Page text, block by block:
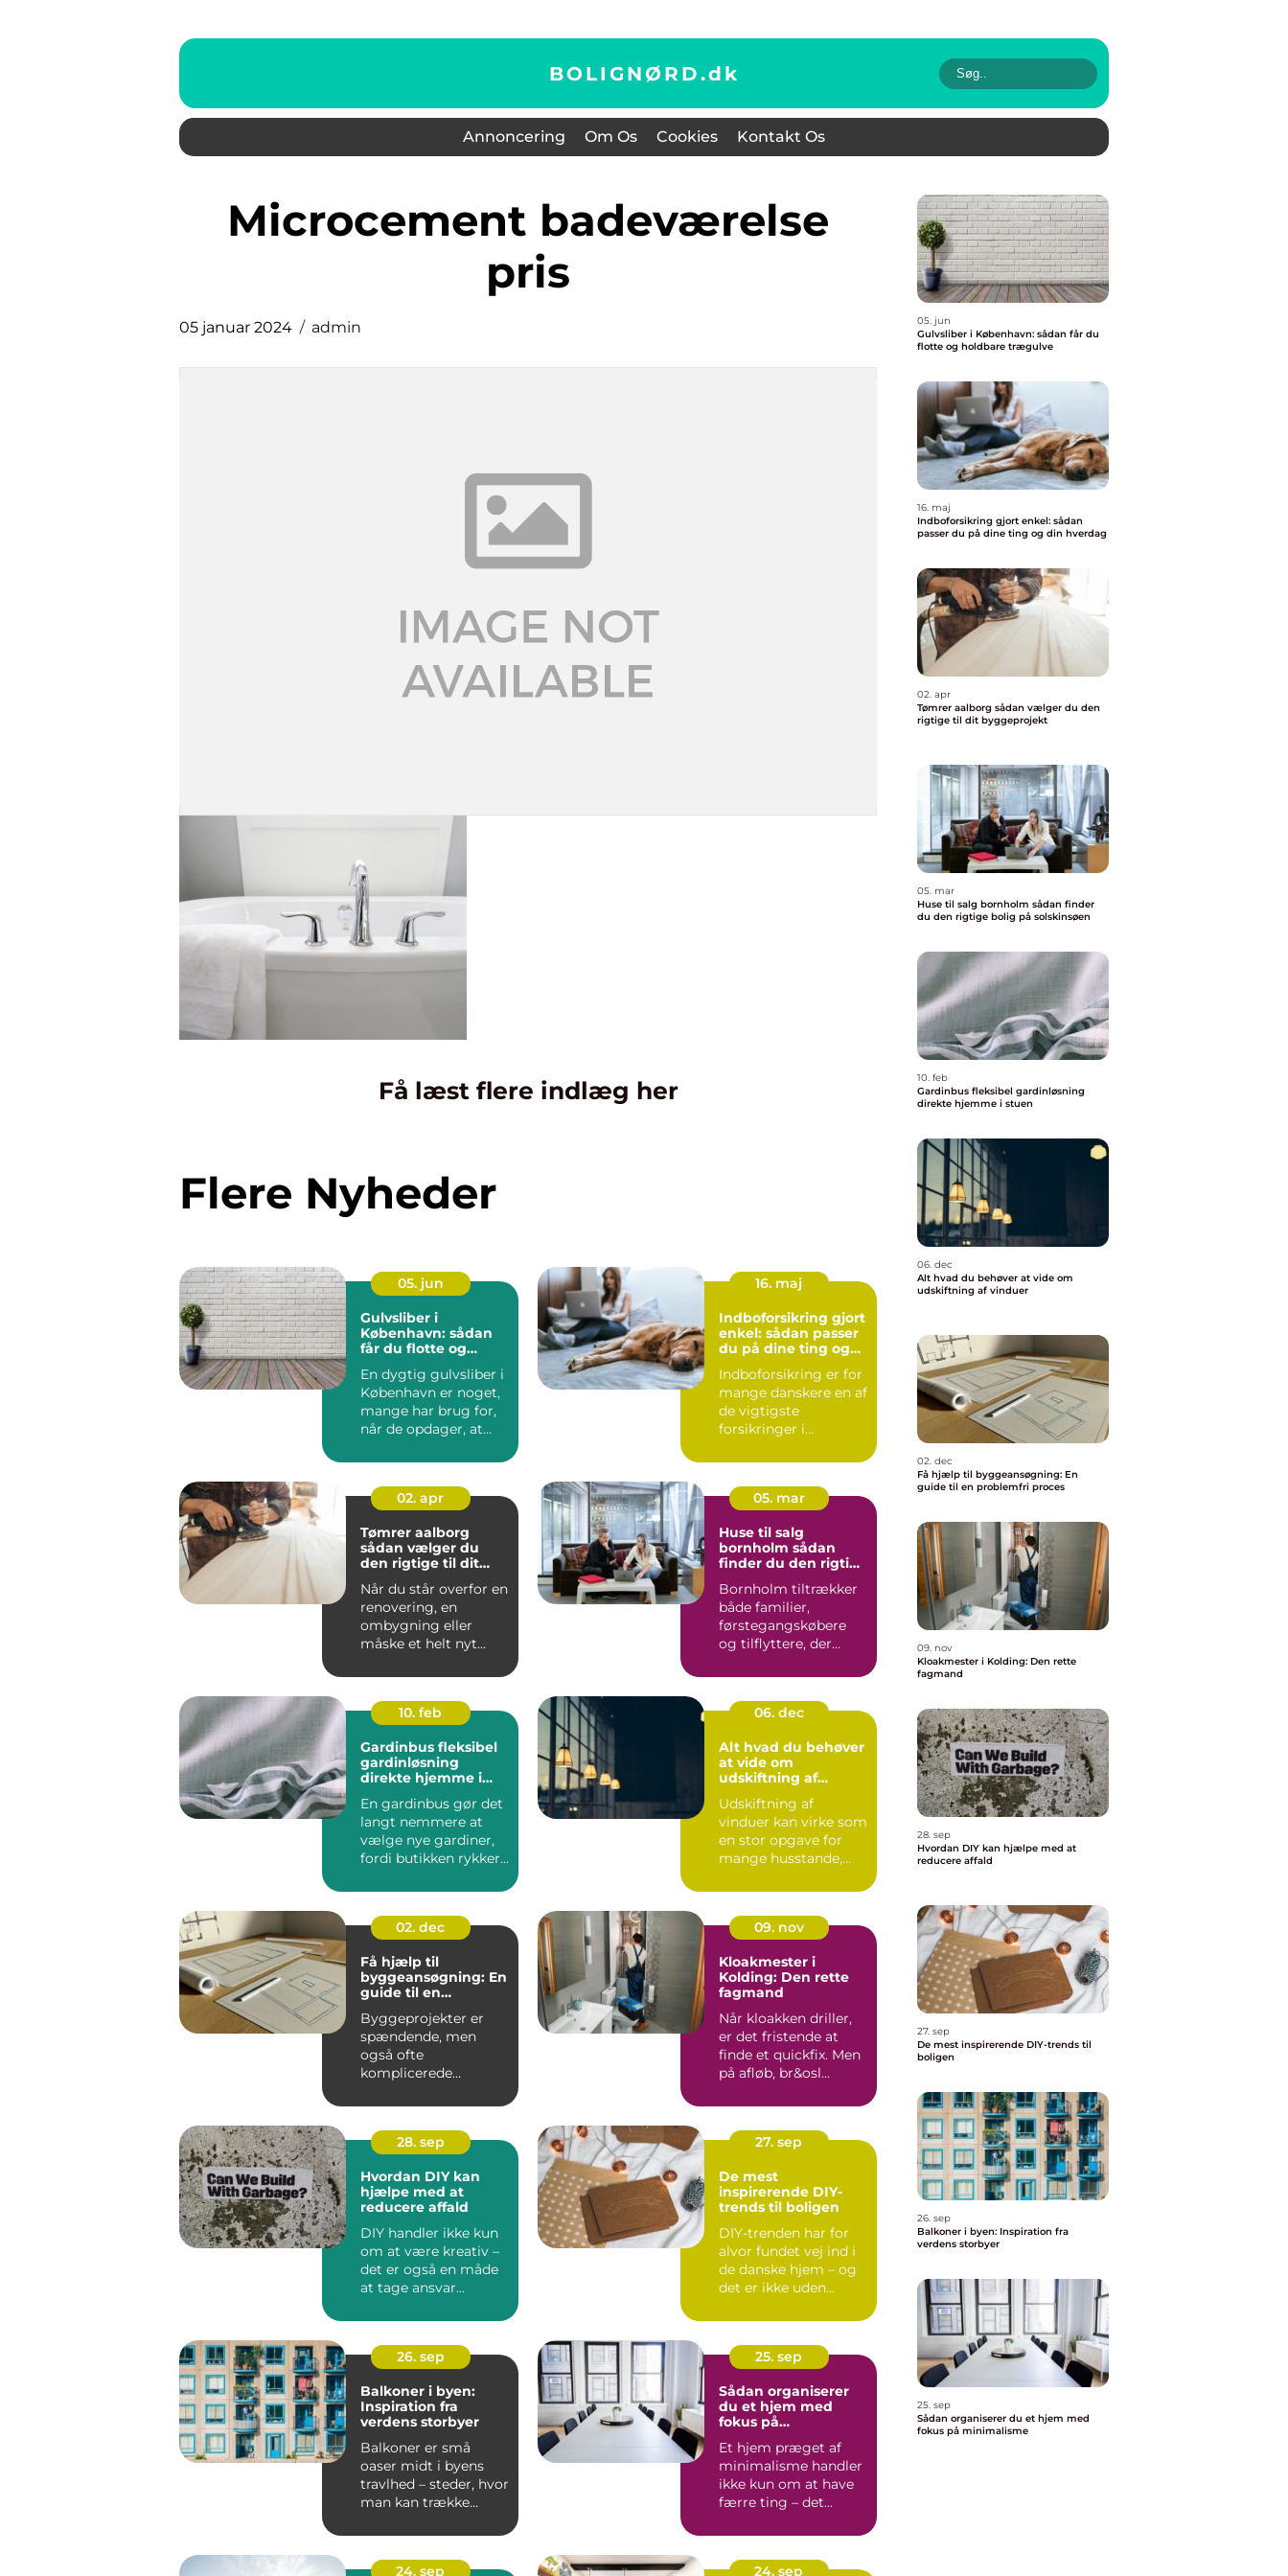
BOLIGNØRD.dk
Annoncering Om Os Cookies Kontakt Os
microcement badeværelse
pris
05 januar 2024 admin
Få læst flere indlæg her
Flere Nyheder
05. jun
Gulvsliber i
København: sådan
får du flotte og
En dygtig gulvsliber i
København er noget,
mange har brug for,
når de opdager, at
16. maj
Indboforsikring gjort
enkel: sådan passer
du på dine ting og
Indboforsikring er for
mange danskere en af
de vigtigste
forsikringer i
beskytt...
02. apr
Tømrer aalborg
sådan vælger du
den rigtige til dit
Når du står overfor en
renovering, en
ombygning eller
måske et helt nyt
tømrer...
05. mar
Huse til salg
bornholm sådan
finder du den rigtige
Bornholm tiltrækker
både familier,
førstegangskøbere
og tilflyttere, der
til hav, ...
10. feb
Gardinbus fleksibel
gardinløsning
direkte hjemme i
En gardinbus gør det
langt nemmere at
vælge nye gardiner,
fordi butikken rykker
06. dec
Alt hvad du behøver
at vide om
udskiftning af
Udskiftning af
vinduer kan virke som
en stor opgave for
mange husstande,
investering, ...
02. dec
Få hjælp til
byggeansøgning: En
guide til en
Byggeprojekter er
spændende, men
også ofte
komplicerede
indebærer e...
09. nov
Kloakmester i
Kolding: Den rette
fagmand
Når kloakken driller,
er det fristende at
finde et quickfix. Men
på afløb, br&osl...
28. sep
Hvordan DIY kan
hjælpe med at
reducere affald
DIY handler ikke kun
om at være kreativ –
det er også en måde
at tage ansvar...
27. sep
De mest
inspirerende DIY-
trends til boligen
DIY-trenden har for
alvor fundet vej ind i
de danske hjem – og
det er ikke uden
26. sep
Balkoner i byen:
Inspiration fra
verdens storbyer
Balkoner er små
oaser midt i byens
travlhed – steder, hvor
man kan trække
25. sep
Sådan organiserer
du et hjem med
fokus på
Et hjem præget af
minimalisme handler
ikke kun om at have
færre ting – det
24. sep
24. sep
05. jun
Gulvsliber i København: sådan får du
flotte og holdbare trægulve
16. maj
Indboforsikring gjort enkel: sådan
passer du på dine ting og din hverdag
02. apr
Tømrer aalborg sådan vælger du den
rigtige til dit byggeprojekt
05. mar
Huse til salg bornholm sådan finder
du den rigtige bolig på solskinsøen
10. feb
Gardinbus fleksibel gardinløsning
direkte hjemme i stuen
06. dec
Alt hvad du behøver at vide om
udskiftning af vinduer
02. dec
Få hjælp til byggeansøgning: En
guide til en problemfri proces
09. nov
Kloakmester i Kolding: Den rette
fagmand
28. sep
Hvordan DIY kan hjælpe med at
reducere affald
27. sep
De mest inspirerende DIY-trends til
boligen
26. sep
Balkoner i byen: Inspiration fra
verdens storbyer
25. sep
Sådan organiserer du et hjem med
fokus på minimalisme